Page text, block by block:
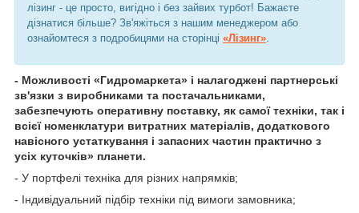
лізинг - це просто, вигідно і без зайвих турбот! Бажаєте
дізнатися більше? Зв'яжіться з нашим менеджером або
ознайомтеся з подробицями на сторінці «Лізинг»
- Можливості «Гидромаркета» і налагоджені партнерські
зв'язки з виробниками та постачальниками,
забезпечують оперативну поставку, як самої техніки, так і
всієї номенклатури витратних матеріалів, додаткового
навісного устаткування і запасних частин практично з
усіх куточків» планети.
- У портфелі техніка для різних напрямків;
- Індивідуальний підбір техніки під вимоги замовника;